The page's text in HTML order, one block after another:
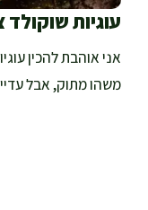
עוגיות
אני אוהבת להכין
משהו מתוק, אבל